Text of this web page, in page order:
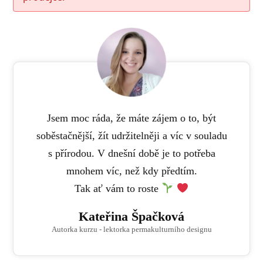
Jsem moc ráda, že máte zájem o to, být
soběstačnější, žít udržitelněji a víc v souladu
s přírodou. V dnešní době je to potřeba
mnohem víc, než kdy předtím.
Tak ať vám to roste
Kateřina Špačková
Autorka kurzu - lektorka permakulturního designu